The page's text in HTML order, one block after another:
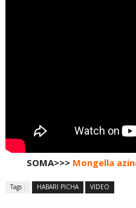
SOMA>>> Mongella
Tags : HABARI PICHA VIDEO